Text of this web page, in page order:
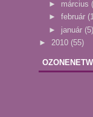
► március
► február
► január (5)
► 2010 (55)